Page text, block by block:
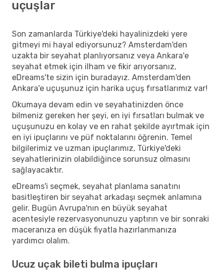
uçuşlar
Son zamanlarda Türkiye'deki hayalinizdeki yere
gitmeyi mi hayal ediyorsunuz? Amsterdam'den
uzakta bir seyahat planlıyorsanız veya Ankara'e
seyahat etmek için ilham ve fikir arıyorsanız,
eDreams'te sizin için buradayız. Amsterdam'den
Ankara'e uçuşunuz için harika uçuş fırsatlarımız var!
Okumaya devam edin ve seyahatinizden önce
bilmeniz gereken her şeyi, en iyi fırsatları bulmak ve
uçuşunuzu en kolay ve en rahat şekilde ayırtmak için
en iyi ipuçlarını ve püf noktalarını öğrenin. Temel
bilgilerimiz ve uzman ipuçlarımız, Türkiye'deki
seyahatlerinizin olabildiğince sorunsuz olmasını
sağlayacaktır.
eDreams'i seçmek, seyahat planlama sanatını
basitleştiren bir seyahat arkadaşı seçmek anlamına
gelir. Bugün Avrupa'nın en büyük seyahat
acentesiyle rezervasyonunuzu yaptırın ve bir sonraki
maceranıza en düşük fiyatla hazırlanmanıza
yardımcı olalım.
Ucuz uçak bileti bulma ipuçları